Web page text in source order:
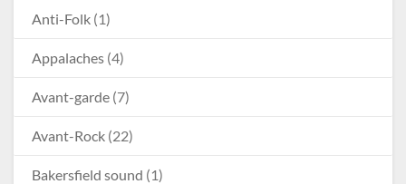
Anti-Folk (1)
Appalaches (4)
Avant-garde (7)
Avant-Rock (22)
Bakersfield sound (1)